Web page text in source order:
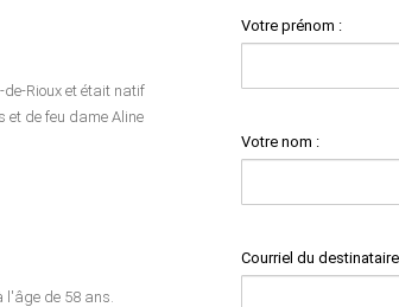
Rioux et était natif
et de feu dame Aline
l'âge de 58 ans.
Votre prénom :
Votre nom :
Courriel du